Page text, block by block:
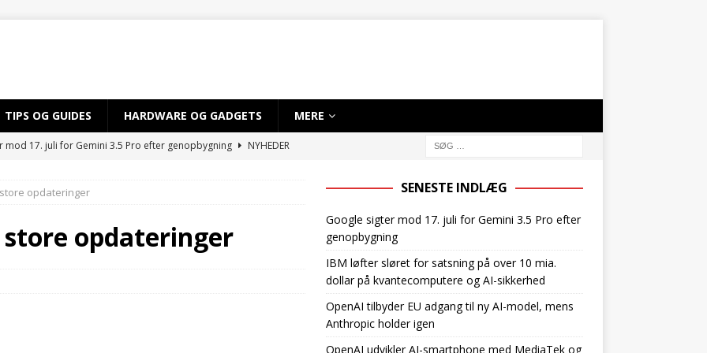
TIPS OG GUIDES HARDWARE OG GADGETS MERE
mod 17. juli for Gemini 3.5 Pro efter genopbygning
NYHEDER
INTELLIGENS
EU adgang til ny AI-model, mens Anthropic holder igen
AI-smartphone med MediaTek og Qualcomm
opdateringer
opdateringer
SENESTE INDLÆG
Google sigter mod 17. juli for Gemini 3.5 Pro efter
genopbygning
IBM løfter sløret for satsning på over 10 mia.
dollar på kvantecomputere og AI-sikkerhed
OpenAI tilbyder EU adgang til ny AI-model, mens
Anthropic holder igen
OpenAI udvikler AI-smartphone med MediaTek og